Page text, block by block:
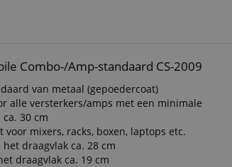
Combo-/Amp-standaard CS-2009
van metaal (gepoedercoat)
alle versterkers/amps met een minimale
30 cm
voor mixers, racks, boxen, laptops etc.
het draagvlak ca. 28 cm
draagvlak ca. 19 cm